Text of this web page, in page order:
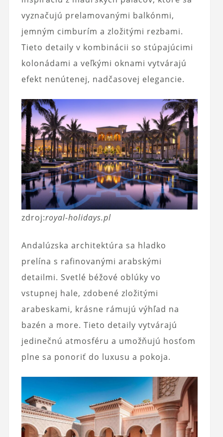
vyznačujú prelamovanými balkónmi,
jemným cimburím a zložitými rezbami.
Tieto detaily v kombinácii so stúpajúcimi
kolonádami a veľkými oknami vytvárajú
efekt nenútenej, nadčasovej elegancie.
zdroj:royal-holidays.pl
Andalúzska architektúra sa hladko
prelína s rafinovanými arabskými
detailmi. Svetlé béžové oblúky vo
vstupnej hale, zdobené zložitými
arabeskami, krásne rámujú výhľad na
bazén a more. Tieto detaily vytvárajú
jedinečnú atmosféru a umožňujú hosťom
plne sa ponoriť do luxusu a pokoja.